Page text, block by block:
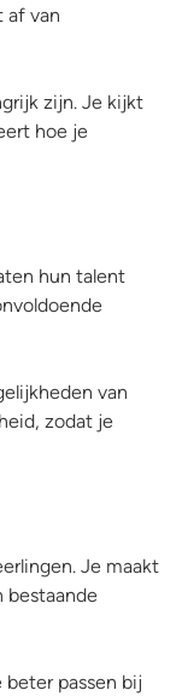
af van
zijn. Je kijkt
hoe je
hun talent
van
zodat je
Je maakt
bestaande
passen bij